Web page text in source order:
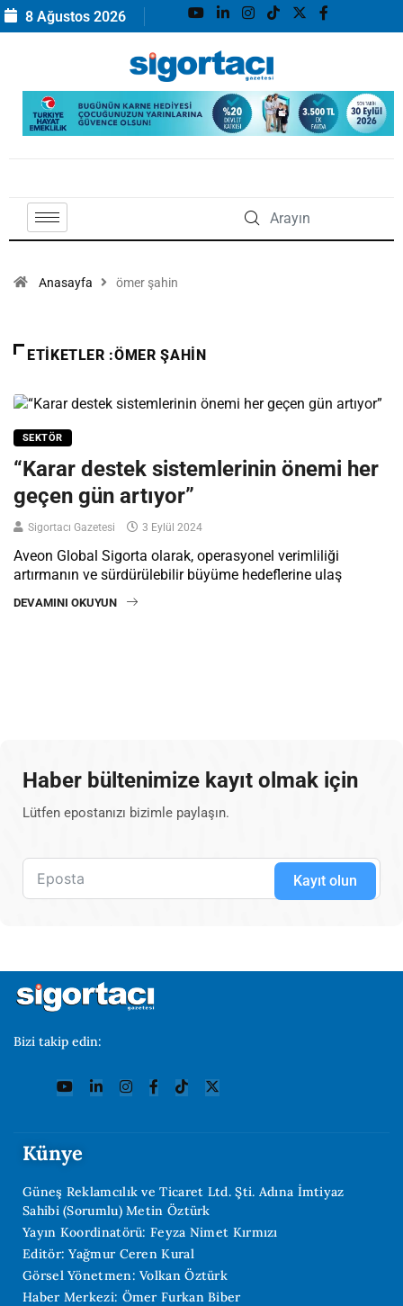
8 Ağustos 2026
Anasayfa ömer şahin
ETIKETLER :ÖMER ŞAHIN
SEKTÖR
“Karar destek sistemlerinin önemi her
geçen gün artıyor”
Sigortacı Gazetesi 3 Eylül 2024
Aveon Global Sigorta olarak, operasyonel verimliliği
artırmanın ve sürdürülebilir büyüme hedeflerine ulaş
DEVAMINI OKUYUN
Haber bültenimize kayıt olmak için
Lütfen epostanızı bizimle paylaşın.
Kayıt olun
Bizi takip edin:
Künye
Güneş Reklamcılık ve Ticaret Ltd. Şti. Adına İmtiyaz
Sahibi (Sorumlu) Metin Öztürk
Yayın Koordinatörü: Feyza Nimet Kırmızı
Editör: Yağmur Ceren Kural
Görsel Yönetmen: Volkan Öztürk
Haber Merkezi: Ömer Furkan Biber